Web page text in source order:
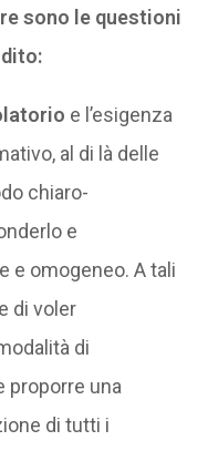
sono le questioni
e l’esigenza
al di là delle
chiaro-
e
e omogeneo. A tali
di voler
di
proporre una
di tutti i